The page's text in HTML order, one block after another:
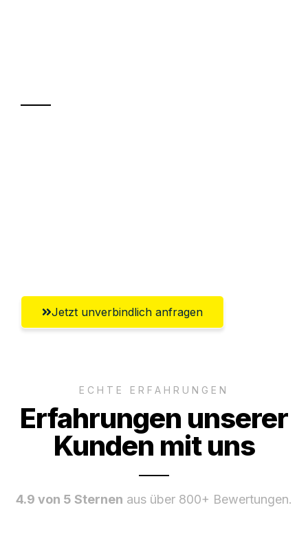
Jetzt unverbindlich anfragen
ECHTE ERFAHRUNGEN
Erfahrungen unserer
Kunden mit uns
4.9 von 5 Sternen aus über 800+ Bewertungen.